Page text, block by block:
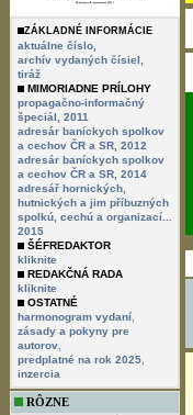
ZÁKLADNÉ INFORMÁCIE
aktuálne číslo,
archív vydaných čísiel,
tiráž
MIMORIADNE PRÍLOHY
propagačno-informačný
špeciál, 2011
adresár baníckych spolkov
a cechov ČR a SR, 2012
adresár baníckych spolkov
a cechov ČR a SR, 2014
adresář hornických,
hutnických a jim příbuzných
spolkú, cechú a organizací...
2015
ŠÉFREDAKTOR
kliknite
REDAKČNÁ RADA
kliknite
OSTATNÉ
harmonogram vydaní
zásady a pokyny pre
autorov
predplatné na rok 2025
inzercia
RÔZNE